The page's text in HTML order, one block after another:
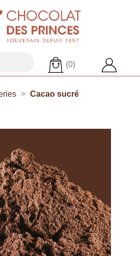
(0)
Cacao sucré